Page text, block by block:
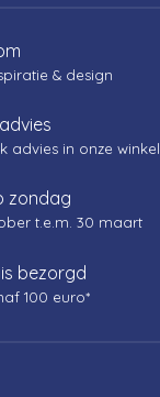
& design
advies in onze winkel
zondag
t.e.m. 30 maart
bezorgd
100 euro*